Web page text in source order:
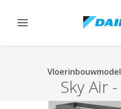
Navigatie
Vloerinbouwmodel
Sky Air -